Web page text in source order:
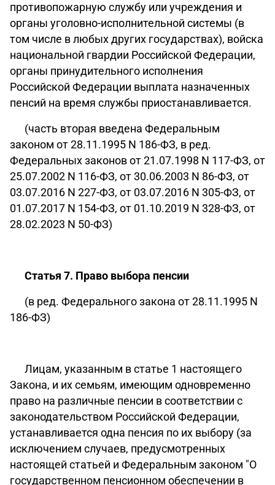
противопожарную службу или учреждения и
органы уголовно-исполнительной системы (в
том числе в любых других государствах), войска
национальной гвардии Российской Федерации,
органы принудительного исполнения
Российской Федерации выплата назначенных
пенсий на время службы приостанавливается.
(часть вторая введена Федеральным
законом от 28.11.1995 N 186-ФЗ, в ред.
Федеральных законов от 21.07.1998 N 117-ФЗ, от
25.07.2002 N 116-ФЗ, от 30.06.2003 N 86-ФЗ, от
03.07.2016 N 227-ФЗ, от 03.07.2016 N 305-ФЗ, от
01.07.2017 N 154-ФЗ, от 01.10.2019 N 328-ФЗ, от
28.02.2023 N 50-ФЗ)
Статья 7. Право выбора пенсии
(в ред. Федерального закона от 28.11.1995 N
186-ФЗ)
Лицам, указанным в статье 1 настоящего
Закона, и их семьям, имеющим одновременно
право на различные пенсии в соответствии с
законодательством Российской Федерации,
устанавливается одна пенсия по их выбору (за
исключением случаев, предусмотренных
настоящей статьей и Федеральным законом "О
государственном пенсионном обеспечении в